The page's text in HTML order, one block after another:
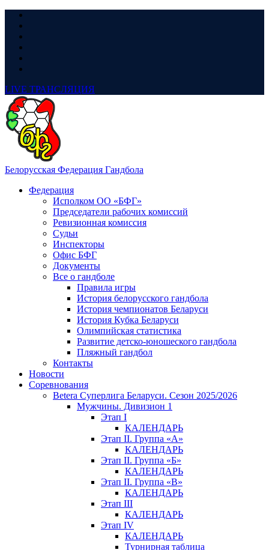
LIVE ТРАНСЛЯЦИЯ
Белорусская Федерация Гандбола
Федерация
Исполком ОО «БФГ»
Председатели рабочих комиссий
Ревизионная комиссия
Судьи
Инспекторы
Офис БФГ
Документы
Все о гандболе
Правила игры
История белорусского гандбола
История чемпионатов Беларуси
История Кубка Беларуси
Олимпийская статистика
Развитие детско-юношеского гандбола
Пляжный гандбол
Контакты
Новости
Соревнования
Betera Суперлига Беларуси. Сезон 2025/2026
Мужчины. Дивизион 1
Этап I
КАЛЕНДАРЬ
Этап II. Группа «А»
КАЛЕНДАРЬ
Этап II. Группа «Б»
КАЛЕНДАРЬ
Этап II. Группа «В»
КАЛЕНДАРЬ
Этап III
КАЛЕНДАРЬ
Этап IV
КАЛЕНДАРЬ
Турнирная таблица